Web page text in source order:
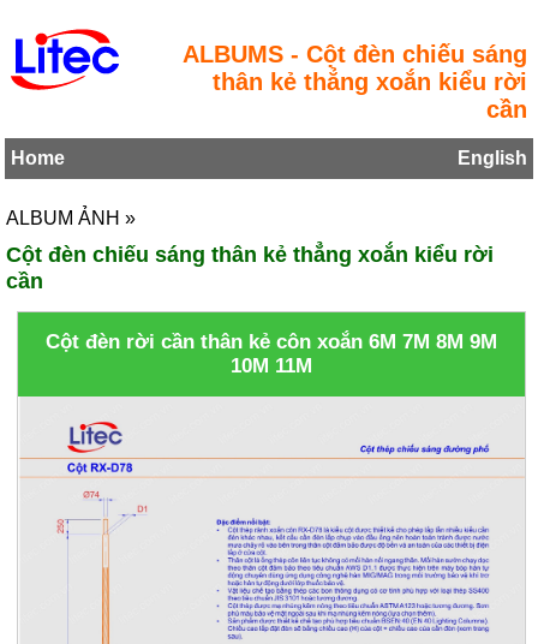
ALBUMS - Cột đèn chiếu sáng
thân kẻ thẳng xoắn kiểu rời
cần
Home English
ALBUM ẢNH »
Cột đèn chiếu sáng thân kẻ thẳng xoắn kiểu rời
cần
Cột đèn rời cần thân kẻ côn xoắn 6M 7M 8M 9M
10M 11M